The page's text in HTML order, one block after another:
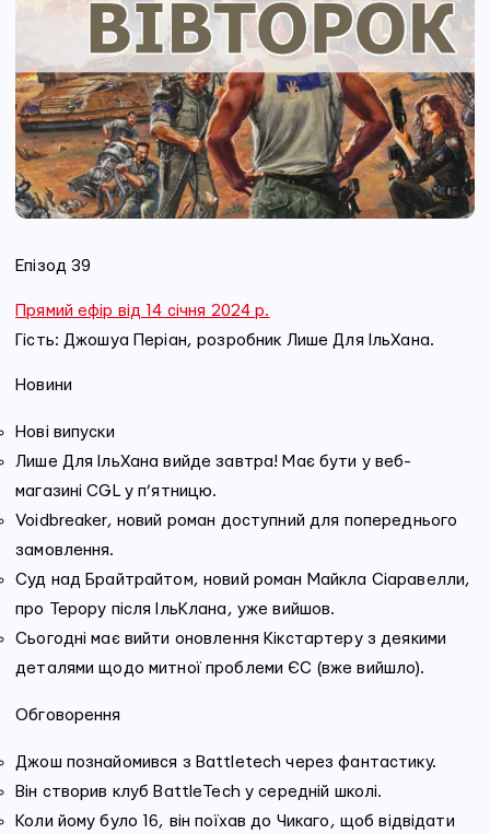
Епізод 39
Прямий ефір від 14 січня 2024 р.
Гість: Джошуа Періан, розробник Лише Для ІльХана.
Новини
Нові випуски
Лише Для ІльХана вийде завтра! Має бути у веб-
магазині CGL у п’ятницю.
Voidbreaker, новий роман доступний для попереднього
замовлення.
Суд над Брайтрайтом, новий роман Майкла Сіаравелли,
про Терору після ІльКлана, уже вийшов.
Сьогодні має вийти оновлення Кікстартеру з деякими
деталями щодо митної проблеми ЄС (вже вийшло).
Обговорення
Джош познайомився з Battletech через фантастику.
Він створив клуб BattleTech у середній школі.
Коли йому було 16, він поїхав до Чикаго, щоб відвідати